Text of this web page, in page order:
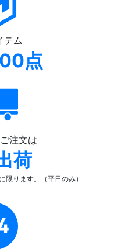
テム
点
注文は
荷
限ります。（平日のみ）